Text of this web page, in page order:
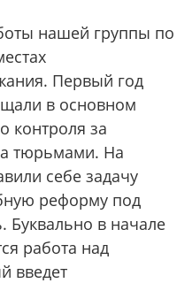
нашей группы по
Первый год
в основном
контроля за
тюрьмами. На
себе задачу
реформу под
Буквально в начале
работа над
введет